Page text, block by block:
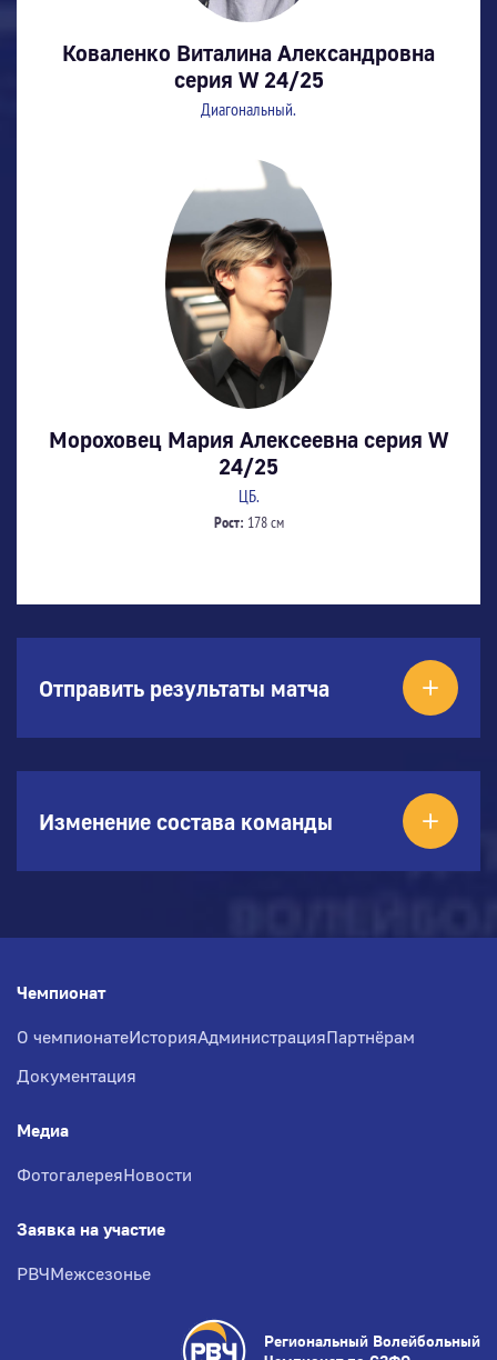
Коваленко Виталина Александровна
серия W 24/25
Диагональный.
Мороховец Мария Алексеевна серия W
24/25
ЦБ.
Рост: 178 см
Отправить результаты матча
Изменение состава команды
Чемпионат
О чемпионатеИсторияАдминистрацияПартнёрам
Документация
Медиа
ФотогалереяНовости
Заявка на участие
РВЧМежсезонье
Региональный Волейбольный